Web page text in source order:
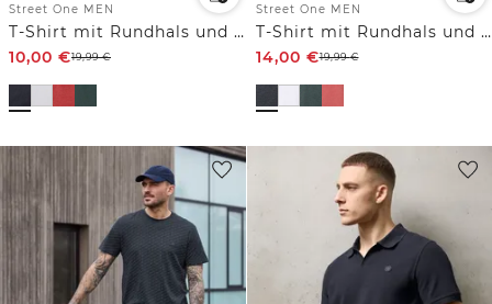
Street One MEN
T-Shirt mit Rundhals und Artwork
10,00 €19,99€
Street One MEN
T-Shirt mit Rundhals und Chestprint
14,00 €19,99€